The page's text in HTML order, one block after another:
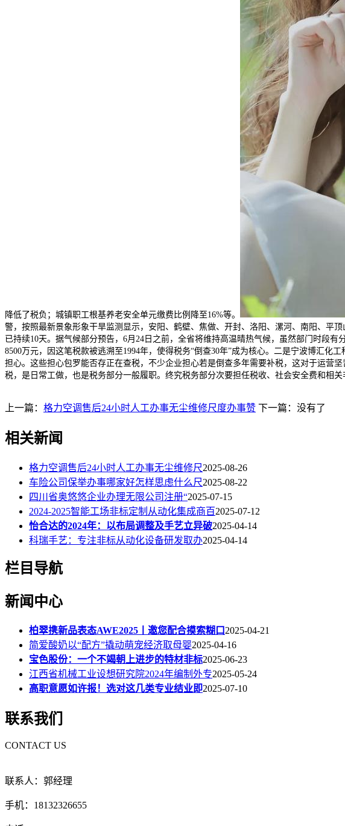
降低了税负；城镇职工根基养老安全单元缴费比例降至16%等。
警，按照最新景象形象干旱监测显示，安阳、鹤壁、焦做、开封、洛阳、漯河、南阳、平
已持续10天。据气候部分预告，6月24日之前，全省将维持高温晴热气候，虽然部门时段
8500万元，因这笔税款被逃溯至1994年，使得税务“倒查30年”成为核心。二是宁波博汇
担心。这些担心包罗能否存正在查税，不少企业担心若是倒查多年需要补税，这对于运营
税，是日常工做，也是税务部分一般履职。终究税务部分次要担任税收、社会安全费和相
上一篇： 格力空调售后24小时人工办事无尘维修尺度办事赞 下一篇：没有了
相关新闻
格力空调售后24小时人工办事无尘维修尺2025-08-26
车险公司保举办事哪家好怎样思虑什么尺2025-08-22
四川省奥悠悠企业办理无限公司注册“2025-07-15
2024-2025智能工场非标定制从动化集成商百2025-07-12
怡合达的2024年：以布局调整及手艺立异破2025-04-14
科瑞手艺：专注非标从动化设备研发取办2025-04-14
栏目导航
新闻中心
柏翠携新品表态AWE2025丨邀您配合摸索糊口2025-04-21
简爱酸奶以“配方”撬动萌宠经济取母婴2025-04-16
宝色股份：一个不竭朝上进步的特材非标2025-06-23
江西省机械工业设想研究院2024年编制外专2025-05-24
高职意愿如许报！选对这几类专业结业即2025-07-10
联系我们
CONTACT US
联系人：郭经理
手机：18132326655